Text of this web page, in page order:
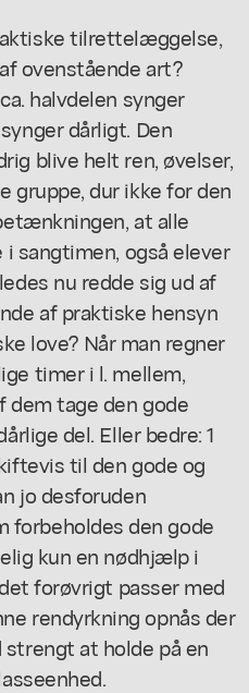
tilrettelæggelse,
ovenstående art?
halvdelen synger
dårligt. Den
blive helt ren, øvelser,
gruppe, dur ikke for den
at alle
sangtimen, også elever
nu redde sig ud af
af praktiske hensyn
love? Når man regner
timer i l. mellem,
dem tage den gode
del. Eller bedre: 1
til den gode og
jo desforuden
forbeholdes den gode
kun en nødhjælp i
forøvrigt passer med
rendyrkning opnås der
at holde på en